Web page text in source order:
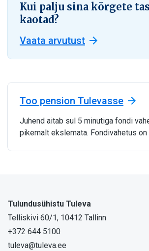
Kui palju sina kõrgete
kaotad?
Vaata arvutust
Too pension Tulevasse
Juhend aitab sul 5 minutiga fondi
pikemalt ekslemata. Fondivahetus
Tulundusühistu Tuleva
Telliskivi 60/1, 10412 Tallinn
+372 644 5100
tuleva@tuleva.ee